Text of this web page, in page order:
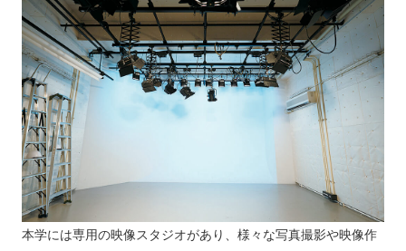
本学には専用の映像スタジオがあり、様々な写真撮影や映像作